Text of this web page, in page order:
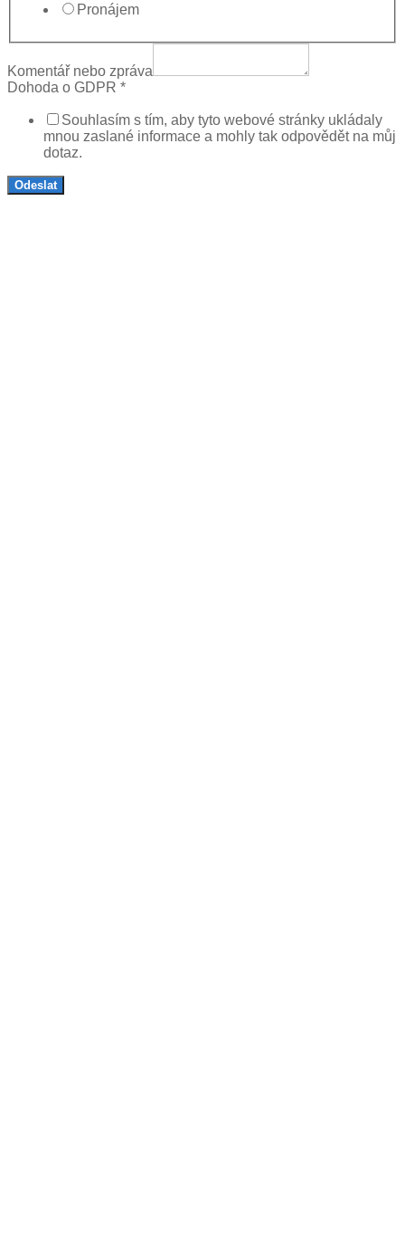
Pronájem
Komentář nebo zpráva
Dohoda o GDPR *
Souhlasím s tím, aby tyto webové stránky ukládaly
mnou zaslané informace a mohly tak odpovědět na můj
dotaz.
Odeslat